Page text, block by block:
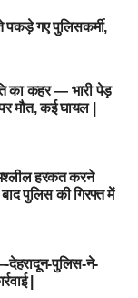
पकड़े गए पुलिसकर्मी,
का कहर — भारी पेड़
मौत, कई घायल |
हरकत करने
पुलिस की गिरफ्त में
देहरादून-पुलिस-ने-
|